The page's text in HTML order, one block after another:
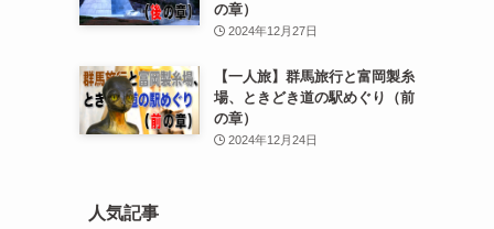
の章）
2024年12月27日
【一人旅】群馬旅行と富岡製糸
場、ときどき道の駅めぐり（前
の章）
2024年12月24日
人気記事